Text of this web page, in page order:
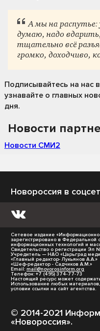
А мы на распутье:
думаю, надо
тщательно всё
громко, доходчиво,
Подписывайтесь на нас в
узнавайте о главных
дня.
Новости
Новости СМИ2
Новороссия в
Сетевое издание
зарегистрировано в Федеральной
информационных технологий и
Свидетельство о регистрации Эл
Учредитель — НАО «Царьград
«Главный редактор- Лукьянов А.А.»
«Шеф-редактор - Садчиков А.М.»
Email: mail@novorosinform.org
Телефон: +7 (495) 374-77-73
Настоящий ресурс может
Использование любых
условии ссылки на сайт агентства.
© 2014-2021
«Новороссия».